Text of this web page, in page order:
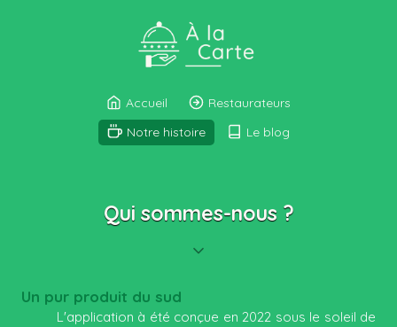
Accueil
Restaurateurs
Notre histoire
Le blog
Qui sommes-nous ?
Un pur produit du sud
L'application à été conçue en 2022 sous le soleil de